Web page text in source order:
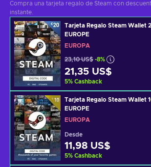
Compra una tarjeta regalo de Steam con
instante.
Tarjeta Regalo Steam Wallet
EUROPE
EUROPA
23,10 US$ -8%
21,35 US$
5% Cashback
Tarjeta Regalo Steam Wallet
EUROPE
EUROPA
Desde
11,98 US$
5% Cashback